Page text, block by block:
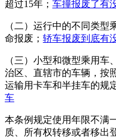
超过15年； 车撞报废了有
（二）运行中的不同类
命报废； 轿车报废到底有
（三）小型和微型乘用车
治区、直辖市的车辆，按
运输用卡车和半挂车的规
车
本条例规定使用年限不满
质、所有权转移或者移出